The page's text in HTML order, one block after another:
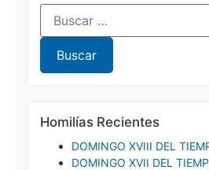
Homilías Recientes
DOMINGO XVIII DEL
DOMINGO XVII DEL